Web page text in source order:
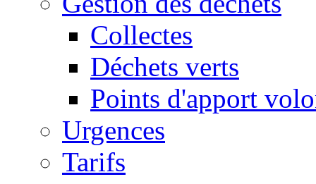
Collectes
Déchets verts
Points d'apport
Urgences
Tarifs